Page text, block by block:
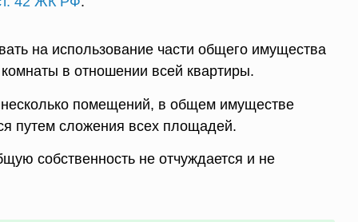
на использование части общего имущества
в отношении всей квартиры.
помещений, в общем имуществе
путем сложения всех площадей.
собственность не отчуждается и не